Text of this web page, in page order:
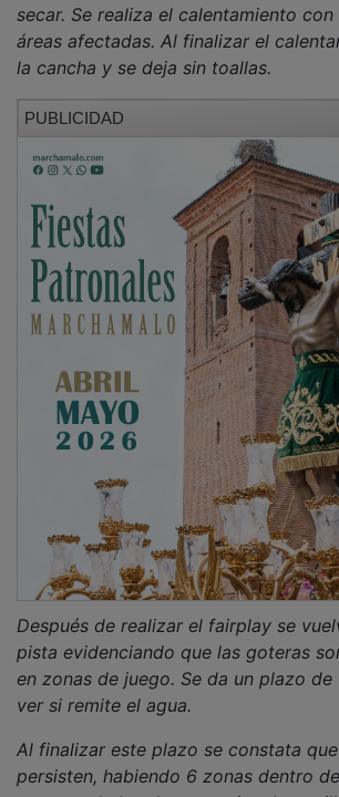
PUBLICIDAD
"Estábamos en un buen momento"
Rodrigo Cubero, ha valorado esta
indicando que "nosotros estábamos
momento después de ganar al Moral
jornada, también en casa, y una
entrenamientos y el Tres Cantos
Móstoles, que era primero, pero no
y los árbitros han decidido
jugadores no corrieran riesgos.
que poner de acuerdo los dos
semana para acordar una nueva
PUBLICIDAD
NOTICIAS RELACIONADAS